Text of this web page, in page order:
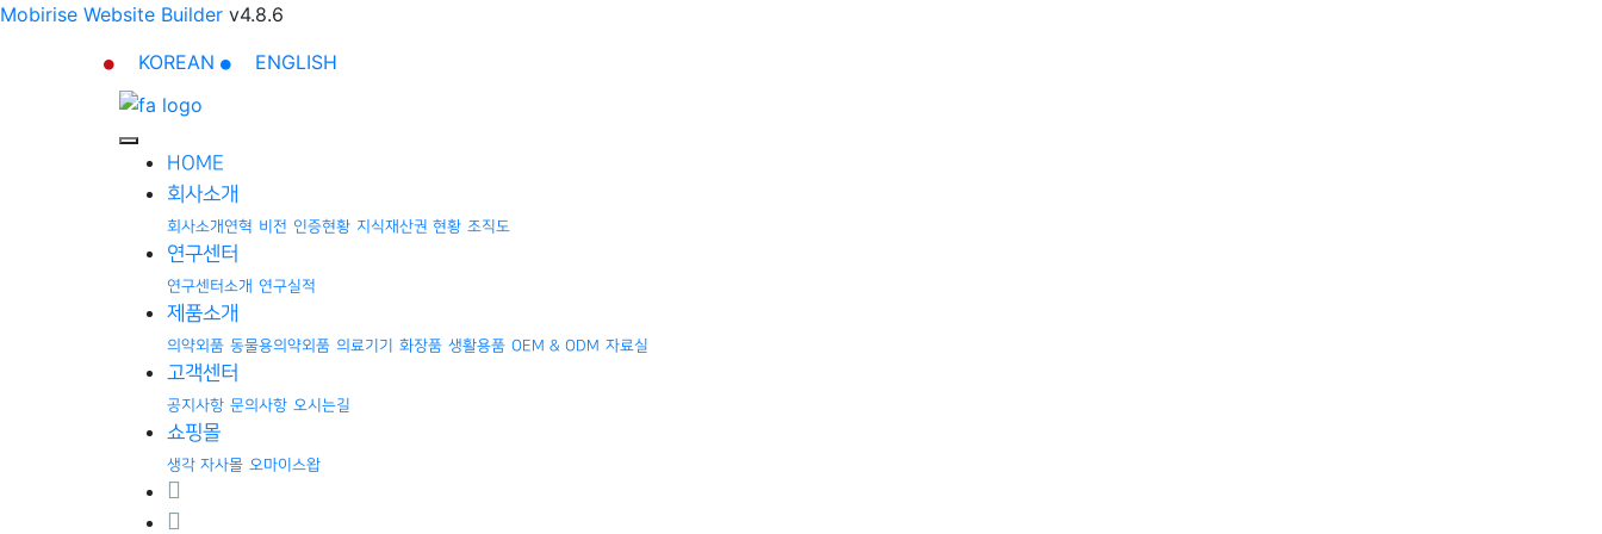
Mobirise Website Builder v4.8.6
KOREAN
ENGLISH
HOME
회사소개
회사소개연혁 비전 인증현황 지식재산권 현황 조직도
연구센터
연구센터소개 연구실적
제품소개
의약외품 동물용의약외품 의료기기 화장품 생활용품 OEM & ODM 자료실
고객센터
공지사항 문의사항 오시는길
쇼핑몰
생각 자사몰 오마이스왑